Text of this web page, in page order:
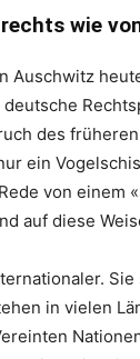
wie
Auschwitz
des
ein
von einem
auf diese
in vielen